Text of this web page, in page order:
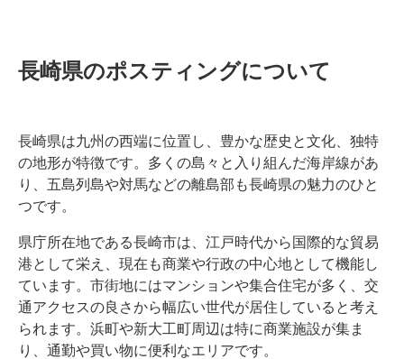
長崎県のポスティングについて
長崎県は九州の西端に位置し、豊かな歴史と文化、独特
の地形が特徴です。多くの島々と入り組んだ海岸線があ
り、五島列島や対馬などの離島部も長崎県の魅力のひと
つです。
県庁所在地である長崎市は、江戸時代から国際的な貿易
港として栄え、現在も商業や行政の中心地として機能し
ています。市街地にはマンションや集合住宅が多く、交
通アクセスの良さから幅広い世代が居住していると考え
られます。浜町や新大工町周辺は特に商業施設が集ま
り、通勤や買い物に便利なエリアです。